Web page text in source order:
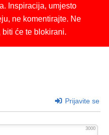
Inspiracija, umjesto
ne komentirajte. Ne
će te blokirani.
Prijavite se
3000